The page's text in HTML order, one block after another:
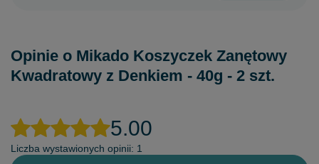
Opinie o Mikado Koszyczek Zanętowy
Kwadratowy z Denkiem - 40g - 2 szt.
5.00
Liczba wystawionych opinii: 1